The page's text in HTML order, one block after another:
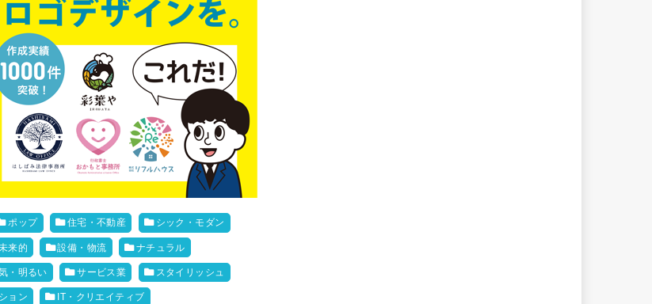
ポップ 住宅・不動産 シック・モダン
来的 設備・物流 ナチュラル
・明るい サービス業 スタイリッシュ
ョン IT・クリエイティブ